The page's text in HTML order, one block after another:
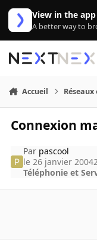
Aller au contenu
View in the app
A better way to
Accueil
Connexion
Par pascool
le 26 janvier 2004
Téléphonie et